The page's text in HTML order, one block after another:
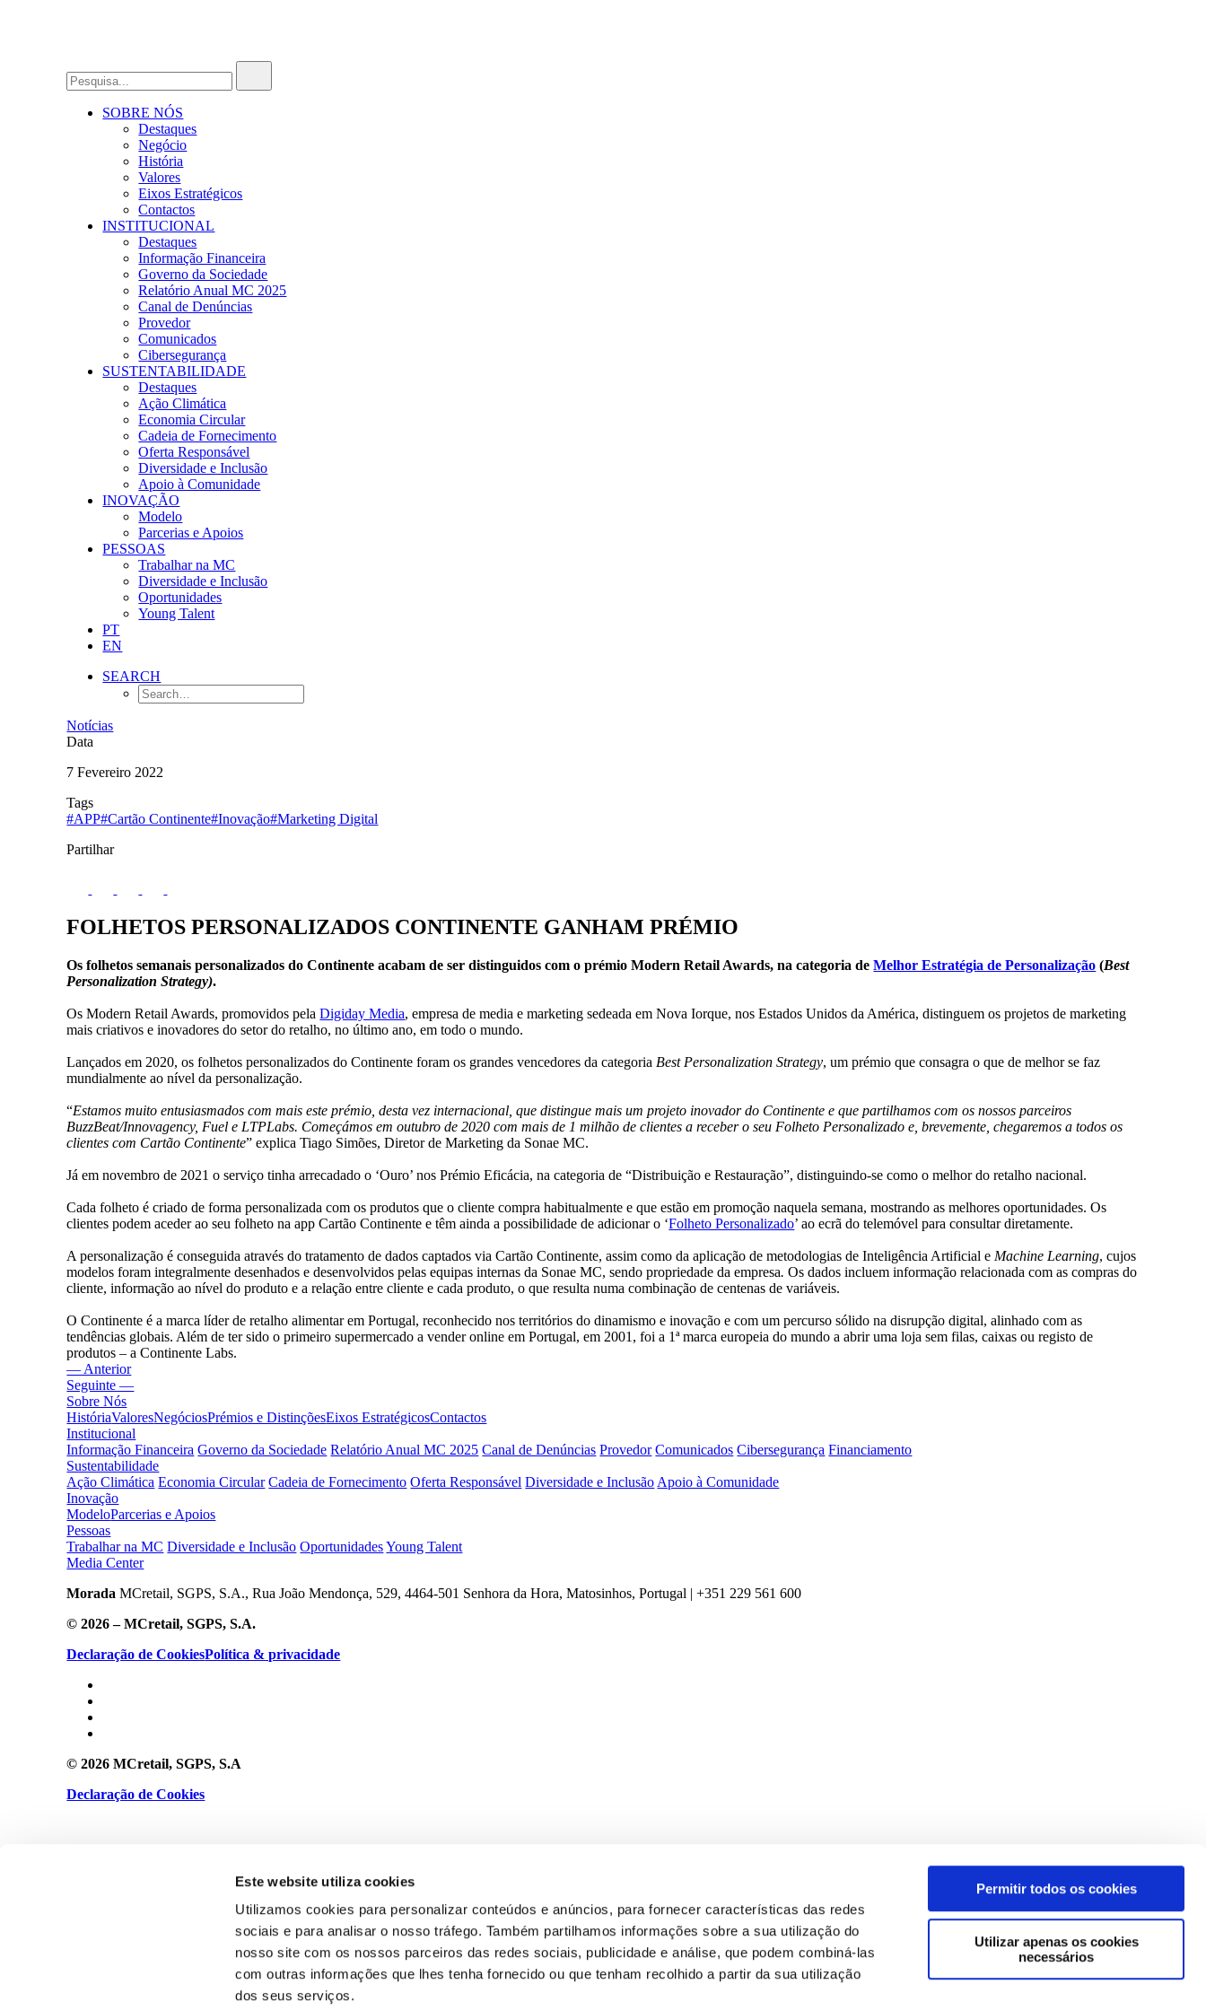
Este website utiliza cookies
Utilizamos cookies para personalizar conteúdos e anúncios, para fornecer características das redes
sociais e para analisar o nosso tráfego. Também partilhamos informações sobre a sua utilização do
nosso site com os nossos parceiros das redes sociais, publicidade e análise, que podem combiná-las
com outras informações que lhes tenha fornecido ou que tenham recolhido a partir da sua utilização
dos seus serviços.
Permitir todos os cookies
Utilizar apenas os cookies
necessários
SOBRE NÓS
Destaques
Negócio
História
Valores
Eixos Estratégicos
Contactos
INSTITUCIONAL
Destaques
Informação Financeira
Governo da Sociedade
Relatório Anual MC 2025
Canal de Denúncias
Provedor
Comunicados
Cibersegurança
SUSTENTABILIDADE
Destaques
Ação Climática
Economia Circular
Cadeia de Fornecimento
Oferta Responsável
Diversidade e Inclusão
Apoio à Comunidade
INOVAÇÃO
Modelo
Parcerias e Apoios
PESSOAS
Trabalhar na MC
Diversidade e Inclusão
Oportunidades
Young Talent
PT
EN
SEARCH
Notícias
Data
7 Fevereiro 2022
Tags
#APP#Cartão Continente#Inovação#Marketing Digital
Partilhar
FOLHETOS PERSONALIZADOS CONTINENTE GANHAM PRÉMIO
Os folhetos semanais personalizados do Continente acabam de ser distinguidos com o prémio Modern Retail Awards, na categoria deMelhor Estratégia de Personalização (Best
Personalization Strategy).
Os Modern Retail Awards, promovidos pelaDigiday Media, empresa de media e marketing sedeada em Nova Iorque, nos Estados Unidos da América, distinguem os projetos de marketing
mais criativos e inovadores do setor do retalho, no último ano, em todo o mundo.
Lançados em 2020, os folhetos personalizados do Continente foram os grandes vencedores da categoria Best Personalization Strategy, um prémio que consagra o que de melhor se faz
mundialmente ao nível da personalização.
“Estamos muito entusiasmados com mais este prémio, desta vez internacional, que distingue mais um projeto inovador do Continente e que partilhamos com os nossos parceiros
BuzzBeat/Innovagency, Fuel e LTPLabs. Começámos em outubro de 2020 com mais de 1 milhão de clientes a receber o seu Folheto Personalizado e, brevemente, chegaremos a todos os
clientes com Cartão Continente” explica Tiago Simões, Diretor de Marketing da Sonae MC.
Já em novembro de 2021 o serviço tinha arrecadado o ‘Ouro’ nos Prémio Eficácia, na categoria de “Distribuição e Restauração”, distinguindo-se como o melhor do retalho nacional.
Cada folheto é criado de forma personalizada com os produtos que o cliente compra habitualmente e que estão em promoção naquela semana, mostrando as melhores oportunidades. Os
clientes podem aceder ao seu folheto na app Cartão Continente e têm ainda a possibilidade de adicionar o ‘Folheto Personalizado’ ao ecrã do telemóvel para consultar diretamente.
A personalização é conseguida através do tratamento de dados captados via Cartão Continente, assim como da aplicação de metodologias de Inteligência Artificial e Machine Learning, cujos
modelos foram integralmente desenhados e desenvolvidos pelas equipas internas da Sonae MC, sendo propriedade da empresa.Os dados incluem informação relacionada com as compras do
cliente, informação ao nível do produto e a relação entre cliente e cada produto, o que resulta numa combinação de centenas de variáveis.
O Continente é a marca líder de retalho alimentar em Portugal, reconhecido nos territórios do dinamismo e inovação e com um percurso sólido na disrupção digital, alinhado com as
tendências globais. Além de ter sido o primeiro supermercado a vender online em Portugal, em 2001, foi a 1ª marca europeia do mundo a abrir uma loja sem filas, caixas ou registo de
produtos – a Continente Labs.
— Anterior
Seguinte —
Sobre Nós
HistóriaValoresNegóciosPrémios e DistinçõesEixos EstratégicosContactos
Institucional
Informação Financeira Governo da Sociedade Relatório Anual MC 2025 Canal de Denúncias Provedor Comunicados Cibersegurança Financiamento
Sustentabilidade
Ação Climática Economia Circular Cadeia de Fornecimento Oferta Responsável Diversidade e Inclusão Apoio à Comunidade
Inovação
ModeloParcerias e Apoios
Pessoas
Trabalhar na MC Diversidade e Inclusão Oportunidades Young Talent
Media Center
Morada MCretail, SGPS, S.A., Rua João Mendonça, 529, 4464-501 Senhora da Hora, Matosinhos, Portugal | +351 229 561 600
© 2026 – MCretail, SGPS, S.A.
Declaração de CookiesPolítica & privacidade
© 2026 MCretail, SGPS, S.A
Declaração de Cookies